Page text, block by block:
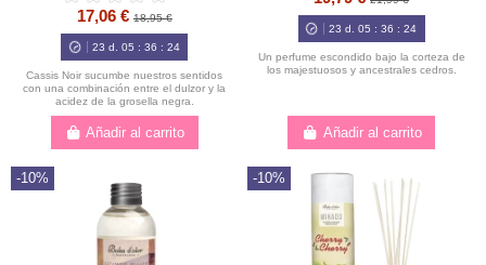
17,06 €18,95 €
23 d. 05 : 36 : 23
Cassis Noir sucumbe nuestros sentidos
con una combinación entre el dulzor y la
acidez de la grosella negra.
Añadir al carrito
23 d. 05 : 36 : 23
Un perfume escondido bajo la corteza de
los majestuosos y ancestrales cedros.
Añadir al carrito
-10% -10%